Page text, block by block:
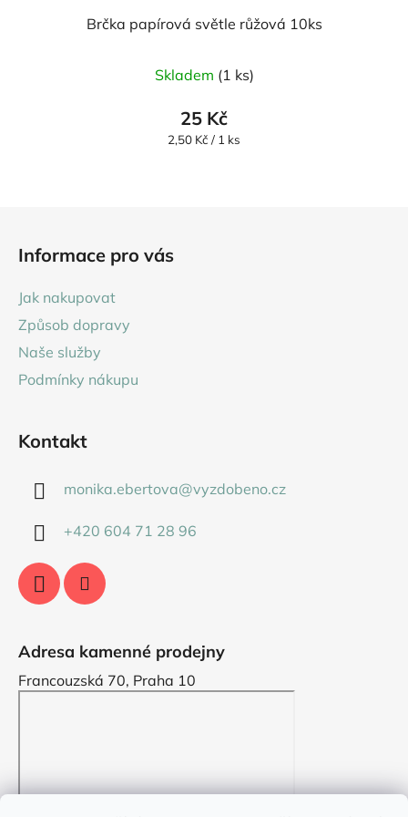
Brčka papírová světle růžová 10ks
Skladem (1 ks)
25 Kč
Měrná
2,50 Kč / 1 ks
Informace pro vás
Jak nakupovat
Způsob dopravy
Naše služby
Podmínky nákupu
Kontakt
monika.ebertova@vyzdobeno.cz
+420 604 71 28 96
Adresa kamenné prodejny
Francouzská 70, Praha 10